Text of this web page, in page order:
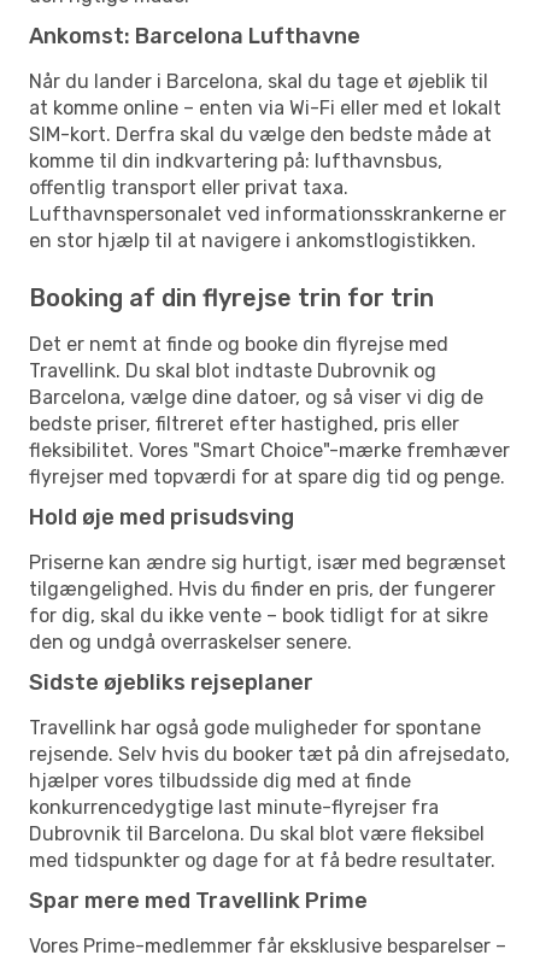
Ankomst: Barcelona Lufthavne
Når du lander i Barcelona, skal du tage et øjeblik til
at komme online – enten via Wi-Fi eller med et lokalt
SIM-kort. Derfra skal du vælge den bedste måde at
komme til din indkvartering på: lufthavnsbus,
offentlig transport eller privat taxa.
Lufthavnspersonalet ved informationsskrankerne er
en stor hjælp til at navigere i ankomstlogistikken.
Booking af din flyrejse trin for trin
Det er nemt at finde og booke din flyrejse med
Travellink. Du skal blot indtaste Dubrovnik og
Barcelona, vælge dine datoer, og så viser vi dig de
bedste priser, filtreret efter hastighed, pris eller
fleksibilitet. Vores "Smart Choice"-mærke fremhæver
flyrejser med topværdi for at spare dig tid og penge.
Hold øje med prisudsving
Priserne kan ændre sig hurtigt, især med begrænset
tilgængelighed. Hvis du finder en pris, der fungerer
for dig, skal du ikke vente – book tidligt for at sikre
den og undgå overraskelser senere.
Sidste øjebliks rejseplaner
Travellink har også gode muligheder for spontane
rejsende. Selv hvis du booker tæt på din afrejsedato,
hjælper vores tilbudsside dig med at finde
konkurrencedygtige last minute-flyrejser fra
Dubrovnik til Barcelona. Du skal blot være fleksibel
med tidspunkter og dage for at få bedre resultater.
Spar mere med Travellink Prime
Vores Prime-medlemmer får eksklusive besparelser –